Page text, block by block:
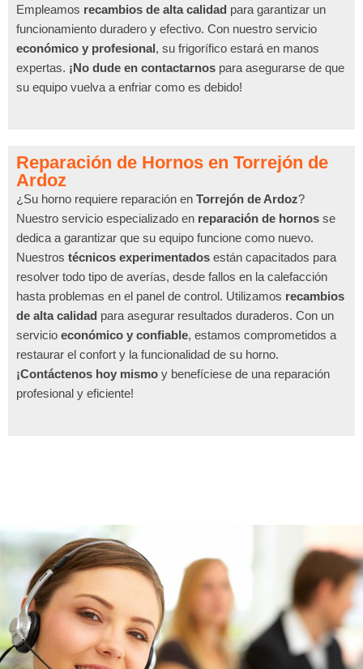
Empleamos recambios de alta calidad para garantizar un
funcionamiento duradero y efectivo. Con nuestro servicio
económico y profesional, su frigorífico estará en manos
expertas. ¡No dude en contactarnos para asegurarse de que
su equipo vuelva a enfriar como es debido!
Reparación de Hornos en Torrejón de
Ardoz
¿Su horno requiere reparación en Torrejón de Ardoz?
Nuestro servicio especializado en reparación de hornos se
dedica a garantizar que su equipo funcione como nuevo.
Nuestros técnicos experimentados están capacitados para
resolver todo tipo de averías, desde fallos en la calefacción
hasta problemas en el panel de control. Utilizamos recambios
de alta calidad para asegurar resultados duraderos. Con un
servicio económico y confiable, estamos comprometidos a
restaurar el confort y la funcionalidad de su horno.
¡Contáctenos hoy mismo y benefíciese de una reparación
profesional y eficiente!